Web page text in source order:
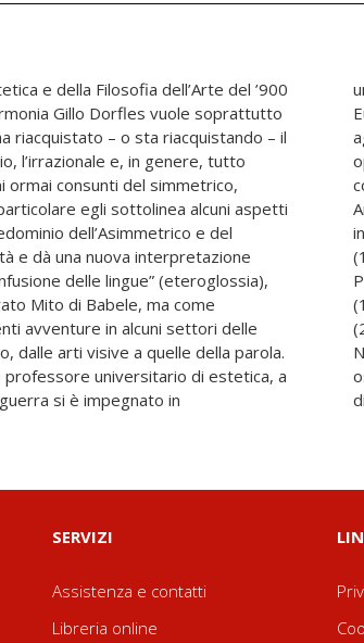
e della Filosofia dell’Arte del ’900
riacquistato – o sta riacquistando – il
l’irrazionale e, in genere, tutto
ormai consunti del simmetrico,
egli sottolinea alcuni aspetti
dell’Asimmetrico e del
e dà una nuova interpretazione
delle lingue” (eteroglossia),
Mito di Babele, ma come
avventure in alcuni settori delle
dalle arti visive a quelle della parola.
professore universitario di estetica, a
si è impegnato in
d’avanguardia, imponendosi in
contemporanee. Tra le sue
lingue, ricordiamo: Simbolo
Nuovi riti, nuovi miti (1965),
(1968), Introduzione al disegno
alle scelte (1973), Mode & Modi
Il feticcio quotidiano (1990),
e fattoidi (1997), Conformisti
Simulacri e luoghi comuni
Skira: Artificio e natura (2003),
L’intervallo perduto (2006), Le
ristampa 2009). Elogio della
SERVIZI
Assistenza e contatti
Libreria online